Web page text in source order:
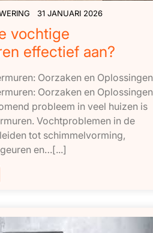
31 JANUARI 2026
vochtige
effectief aan?
Oorzaken en Oplossingen
Oorzaken en Oplossingen
probleem in veel huizen is
Vochtproblemen in de
tot schimmelvorming,
en…[...]